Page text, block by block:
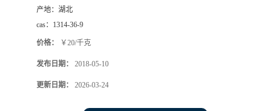
产地： 湖北
cas： 1314-36-9
价格： ￥20/千克
发布日期： 2018-05-10
更新日期： 2026-03-24